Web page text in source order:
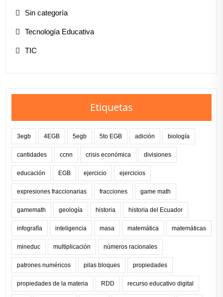
Sin categoría
Tecnología Educativa
TIC
Etiquetas
3egb 4EGB 5egb 5to EGB adición biología
cantidades ccnn crisis económica divisiones
educación EGB ejercicio ejercicios
expresiones fraccionarias fracciones game math
gamemath geología historia historia del Ecuador
infografía inteligencia masa matemática matemáticas
mineduc multiplicación números racionales
patrones numéricos pilas bloques propiedades
propiedades de la materia RDD recurso educativo digital